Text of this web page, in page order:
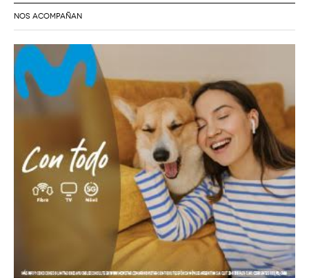
NOS ACOMPAÑAN